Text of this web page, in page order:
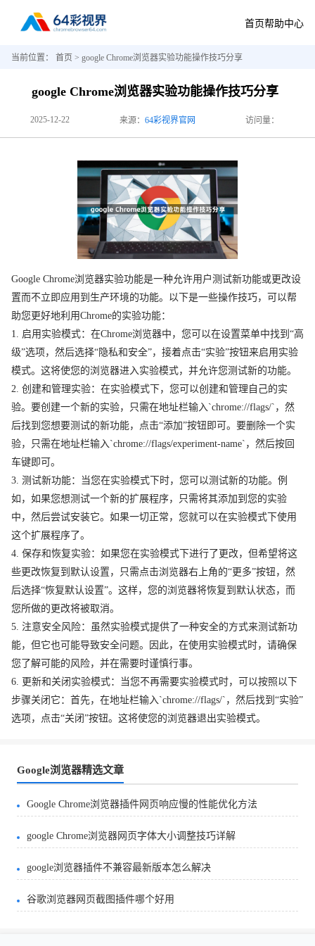
首页帮助中心
当前位置： 首页 > google Chrome浏览器实验功能操作技巧分享
google Chrome浏览器实验功能操作技巧分享
2025-12-22 来源： 64彩视界官网 访问量：
Google Chrome浏览器实验功能是一种允许用户测试新功能或更改设
置而不立即应用到生产环境的功能。以下是一些操作技巧，可以帮
助您更好地利用Chrome的实验功能：
1. 启用实验模式：在Chrome浏览器中，您可以在设置菜单中找到“高
级”选项，然后选择“隐私和安全”，接着点击“实验”按钮来启用实验
模式。这将使您的浏览器进入实验模式，并允许您测试新的功能。
2. 创建和管理实验：在实验模式下，您可以创建和管理自己的实
验。要创建一个新的实验，只需在地址栏输入`chrome://flags/`，然
后找到您想要测试的新功能，点击“添加”按钮即可。要删除一个实
验，只需在地址栏输入`chrome://flags/experiment-name`，然后按回
车键即可。
3. 测试新功能：当您在实验模式下时，您可以测试新的功能。例
如，如果您想测试一个新的扩展程序，只需将其添加到您的实验
中，然后尝试安装它。如果一切正常，您就可以在实验模式下使用
这个扩展程序了。
4. 保存和恢复实验：如果您在实验模式下进行了更改，但希望将这
些更改恢复到默认设置，只需点击浏览器右上角的“更多”按钮，然
后选择“恢复默认设置”。这样，您的浏览器将恢复到默认状态，而
您所做的更改将被取消。
5. 注意安全风险：虽然实验模式提供了一种安全的方式来测试新功
能，但它也可能导致安全问题。因此，在使用实验模式时，请确保
您了解可能的风险，并在需要时谨慎行事。
6. 更新和关闭实验模式：当您不再需要实验模式时，可以按照以下
步骤关闭它：首先，在地址栏输入`chrome://flags/`，然后找到“实验”
选项，点击“关闭”按钮。这将使您的浏览器退出实验模式。
Google浏览器精选文章
Google Chrome浏览器插件网页响应慢的性能优化方法
google Chrome浏览器网页字体大小调整技巧详解
google浏览器插件不兼容最新版本怎么解决
谷歌浏览器网页截图插件哪个好用